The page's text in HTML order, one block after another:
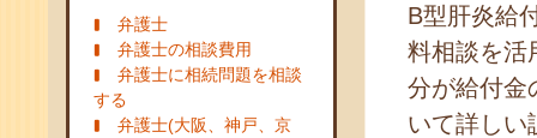
弁護士
弁護士の相談費用
弁護士に相続問題を相談
する
弁護士(大阪、神戸、京
B型肝炎給
料相談を活
分が給付金
いて詳しい